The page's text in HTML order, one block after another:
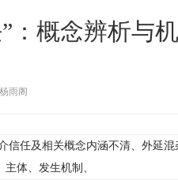
：概念辨析与
雨阁
任及相关概念内涵不清、外延混
体、发生机制、